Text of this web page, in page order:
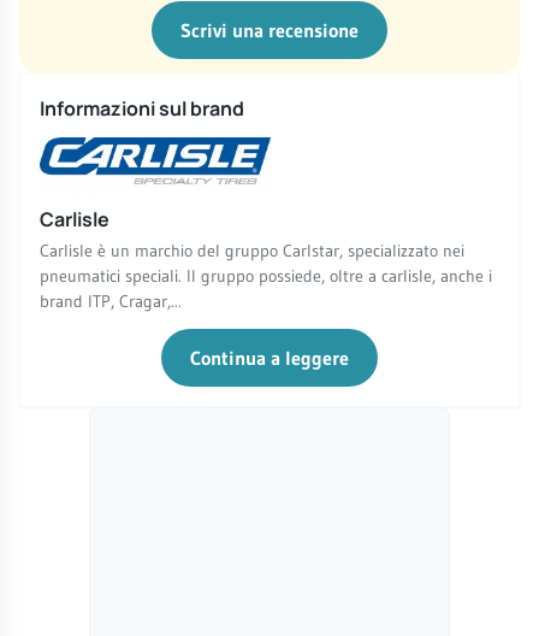
Scrivi una recensione
Informazioni sul brand
Carlisle
Carlisle è un marchio del gruppo Carlstar, specializzato nei
pneumatici speciali. Il gruppo possiede, oltre a carlisle, anche i
brand ITP, Cragar,...
Continua a leggere